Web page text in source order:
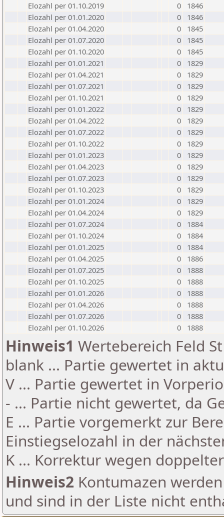
Elozahl per 01.10.2019
0
1846
Elozahl per 01.01.2020
0
1846
Elozahl per 01.04.2020
0
1845
Elozahl per 01.07.2020
0
1845
Elozahl per 01.10.2020
0
1845
Elozahl per 01.01.2021
0
1829
Elozahl per 01.04.2021
0
1829
Elozahl per 01.07.2021
0
1829
Elozahl per 01.10.2021
0
1829
Elozahl per 01.01.2022
0
1829
Elozahl per 01.04.2022
0
1829
Elozahl per 01.07.2022
0
1829
Elozahl per 01.10.2022
0
1829
Elozahl per 01.01.2023
0
1829
Elozahl per 01.04.2023
0
1829
Elozahl per 01.07.2023
0
1829
Elozahl per 01.10.2023
0
1829
Elozahl per 01.01.2024
0
1829
Elozahl per 01.04.2024
0
1829
Elozahl per 01.07.2024
0
1884
Elozahl per 01.10.2024
0
1884
Elozahl per 01.01.2025
0
1884
Elozahl per 01.04.2025
0
1886
Elozahl per 01.07.2025
0
1888
Elozahl per 01.10.2025
0
1888
Elozahl per 01.01.2026
0
1888
Elozahl per 01.04.2026
0
1888
Elozahl per 01.07.2026
0
1888
Elozahl per 01.10.2026
0 1888
Hinweis1 Wertebereich Feld
blank ... Partie gewertet in
V ... Partie gewertet in
- ... Partie nicht gewertet, da
E ... Partie vorgemerkt zur
Einstiegselozahl in der
K ... Korrektur wegen
Hinweis2 Kontumazen
und sind in der Liste nicht